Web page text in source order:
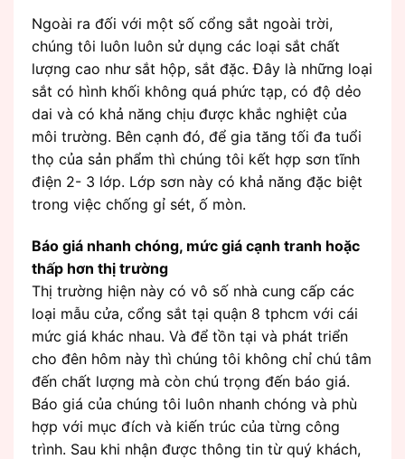
Ngoài ra đối với một số cổng sắt ngoài trời,
chúng tôi luôn luôn sử dụng các loại sắt chất
lượng cao như sắt hộp, sắt đặc. Đây là những loại
sắt có hình khối không quá phức tạp, có độ dẻo
dai và có khả năng chịu được khắc nghiệt của
môi trường. Bên cạnh đó, để gia tăng tối đa tuổi
thọ của sản phẩm thì chúng tôi kết hợp sơn tĩnh
điện 2- 3 lớp. Lớp sơn này có khả năng đặc biệt
trong việc chống gỉ sét, ố mòn.
Báo giá nhanh chóng, mức giá cạnh tranh hoặc
thấp hơn thị trường
Thị trường hiện này có vô số nhà cung cấp các
loại mẫu cửa, cổng sắt tại quận 8 tphcm với cái
mức giá khác nhau. Và để tồn tại và phát triển
cho đên hôm này thì chúng tôi không chỉ chú tâm
đến chất lượng mà còn chú trọng đến báo giá.
Báo giá của chúng tôi luôn nhanh chóng và phù
hợp với mục đích và kiến trúc của từng công
trình. Sau khi nhận được thông tin từ quý khách,